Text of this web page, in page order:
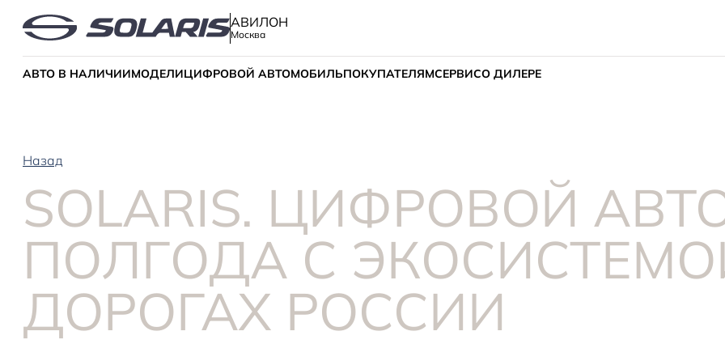
АВИЛОН
Москва
АВТО В НАЛИЧИИМОДЕЛИЦИФРОВОЙ АВТОМОБИЛЬПОКУПАТЕЛЯМСЕРВИСО ДИЛЕРЕ
Назад
SOLARIS. ЦИФРОВОЙ
ПОЛГОДА С
ДОРОГАХ РОССИИ